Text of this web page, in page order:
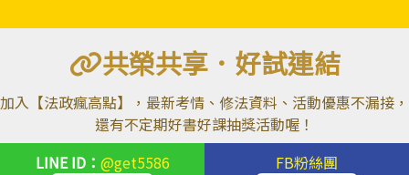
共榮共享．好試連結
加入【法政瘋高點】，最新考情、修法資料、活動優惠不漏接，
還有不定期好書好課抽獎活動喔！
LINE ID： @get5586 FB粉絲團